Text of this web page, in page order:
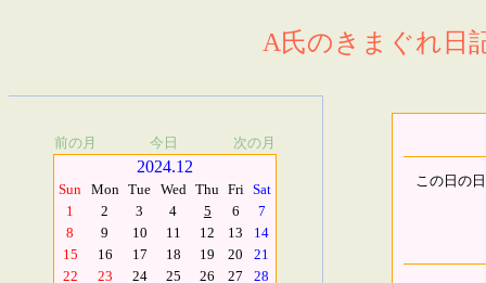
A氏のきまぐれ日
前の月 今日 次の月
2024.12
Sun Mon Tue Wed Thu Fri Sat
1
2 3 4 5 6
7
8
9 10 11 12 13
14
15
16 17 18 19 20
21
22
23 24 25 26 27
28
この日の